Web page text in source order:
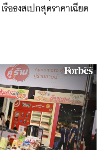
อธงสเปกสุดราคาเฉียด